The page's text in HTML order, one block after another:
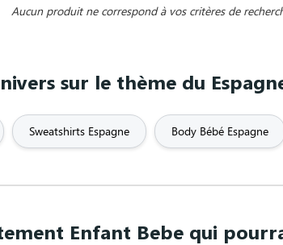
Aucun produit ne correspond à vos critères de
sur le thème du
Sweatshirts Espagne Body Bébé Espagne
Enfant Bebe qui